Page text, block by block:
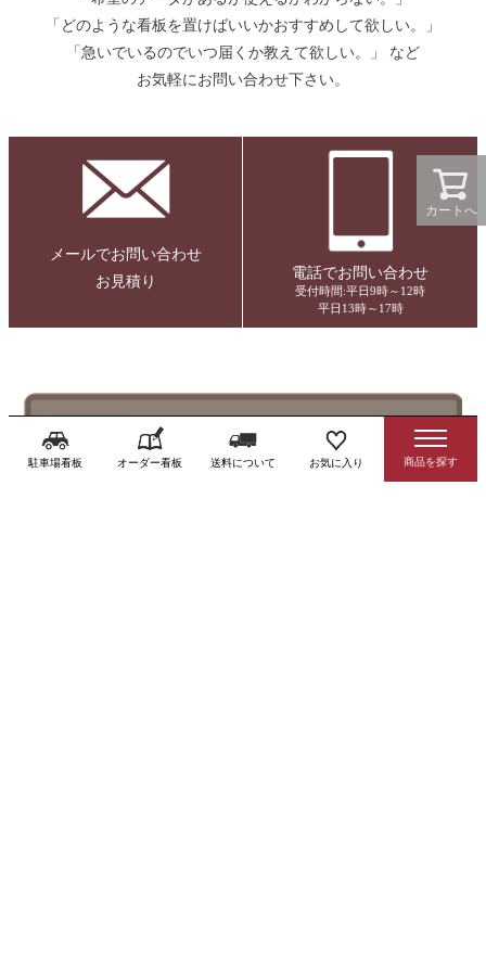
カートへ
駐車場看板 オーダー看板 送料について お気に入り
「どのような看板を置けばいいかおすすめして欲しい。」
「急いでいるのでいつ届くか教えて欲しい。」 など
お気軽にお問い合わせ下さい。
メールでお問い合わせ
お見積り
電話でお問い合わせ
受付時間:平日9時～12時
平日13時～17時